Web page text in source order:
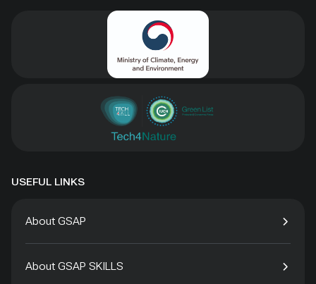
USEFUL LINKS
About GSAP
About GSAP SKILLS